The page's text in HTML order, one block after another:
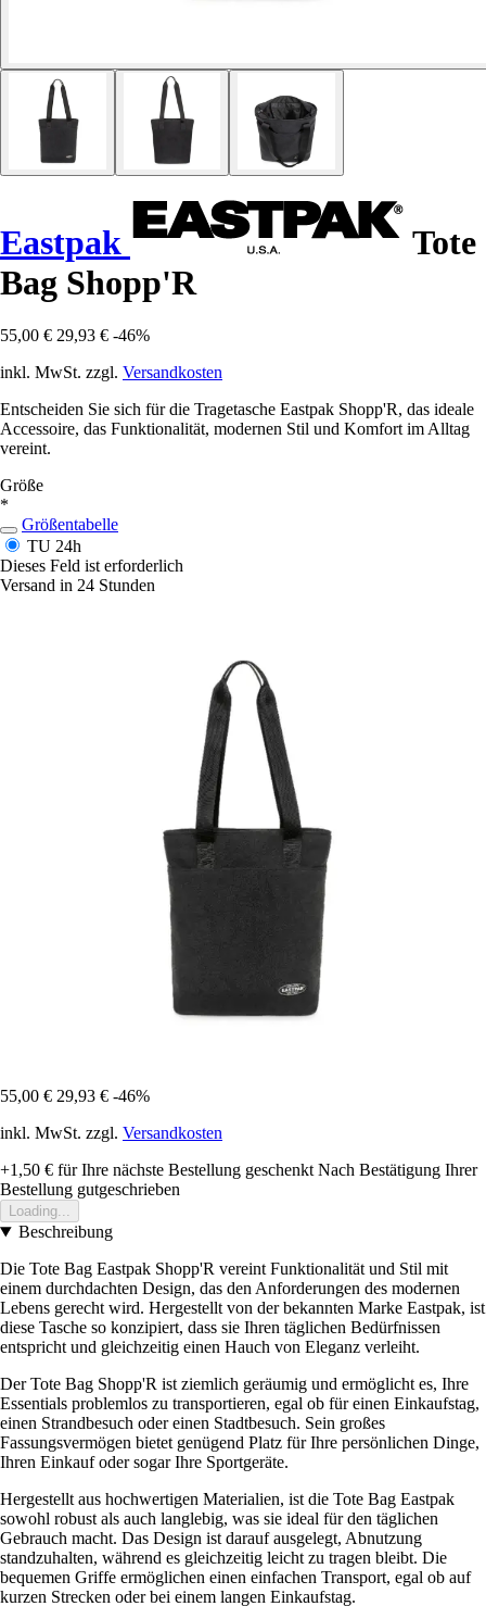
Eastpak
Tote
Bag Shopp'R
55,00 € 29,93 € -46%
inkl. MwSt. zzgl. Versandkosten
Entscheiden Sie sich für die Tragetasche Eastpak Shopp'R, das ideale
Accessoire, das Funktionalität, modernen Stil und Komfort im Alltag
vereint.
Größe
*
Größentabelle
TU 24h
Dieses Feld ist erforderlich
Versand in 24 Stunden
55,00 € 29,93 € -46%
inkl. MwSt. zzgl. Versandkosten
+1,50 € für Ihre nächste Bestellung geschenkt Nach Bestätigung Ihrer
Bestellung gutgeschrieben
Loading...
Beschreibung
Die Tote Bag Eastpak Shopp'R vereint Funktionalität und Stil mit
einem durchdachten Design, das den Anforderungen des modernen
Lebens gerecht wird. Hergestellt von der bekannten Marke Eastpak, ist
diese Tasche so konzipiert, dass sie Ihren täglichen Bedürfnissen
entspricht und gleichzeitig einen Hauch von Eleganz verleiht.
Der Tote Bag Shopp'R ist ziemlich geräumig und ermöglicht es, Ihre
Essentials problemlos zu transportieren, egal ob für einen Einkaufstag,
einen Strandbesuch oder einen Stadtbesuch. Sein großes
Fassungsvermögen bietet genügend Platz für Ihre persönlichen Dinge,
Ihren Einkauf oder sogar Ihre Sportgeräte.
Hergestellt aus hochwertigen Materialien, ist die Tote Bag Eastpak
sowohl robust als auch langlebig, was sie ideal für den täglichen
Gebrauch macht. Das Design ist darauf ausgelegt, Abnutzung
standzuhalten, während es gleichzeitig leicht zu tragen bleibt. Die
bequemen Griffe ermöglichen einen einfachen Transport, egal ob auf
kurzen Strecken oder bei einem langen Einkaufstag.